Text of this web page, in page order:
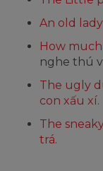
An old
How
nghe thú
The ugly
con xấu xí.
The
trá.